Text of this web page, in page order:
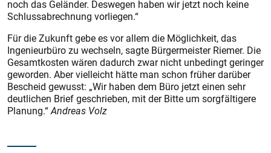
noch das Geländer. Deswegen haben wir jetzt noch keine
Schluss­abrechnung vorliegen.“
Für die Zukunft gebe es vor allem die Möglichkeit, das
Ingenieurbüro zu wechseln, sagte Bürgermeister Riemer. Die
Gesamtkos­ten wären dadurch zwar nicht unbedingt geringer
geworden. Aber vielleicht hätte man schon früher darüber
Bescheid gewusst: „Wir haben dem Büro jetzt einen sehr
deutlichen Brief geschrieben, mit der Bitte um sorgfältigere
Planung.“Andreas Volz